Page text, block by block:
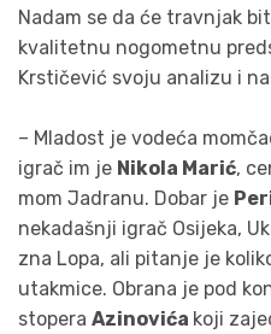
Nadam se da će travnjak
kvalitetnu nogometnu
Krstičević svoju analizu i
– Mladost je vodeća
igrač im je Nikola Marić,
mom Jadranu. Dobar je
nekadašnji igrač Osijeka,
zna Lopa, ali pitanje je
utakmice. Obrana je pod
stopera Azinovića koji